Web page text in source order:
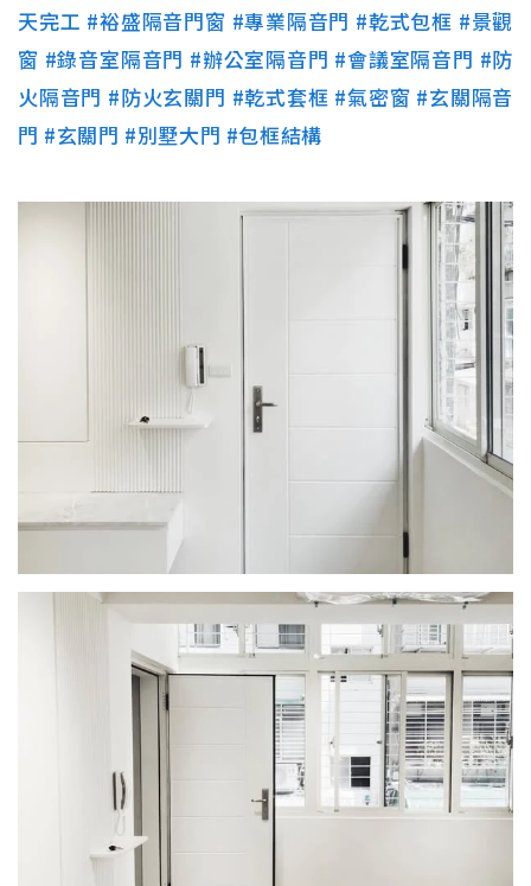
天完工 #裕盛隔音門窗 #專業隔音門 #乾式包框 #景觀
窗 #錄音室隔音門 #辦公室隔音門 #會議室隔音門 #防
火隔音門 #防火玄關門 #乾式套框 #氣密窗 #玄關隔音
門 #玄關門 #別墅大門 #包框結構